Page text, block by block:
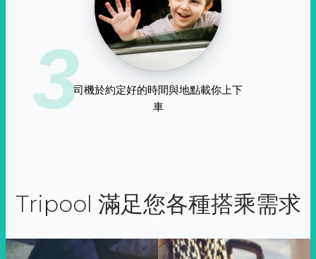
3司機於約定好的時間與地點載你上下
車
Tripool 滿足您各種搭乘需求